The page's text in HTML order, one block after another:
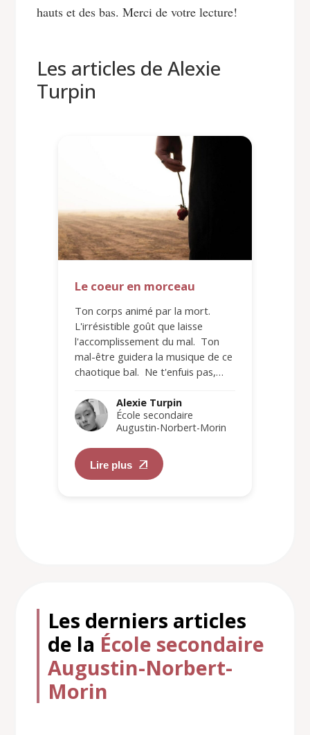
hauts et des bas. Merci de votre lecture!
Les articles de Alexie
Turpin
Le coeur en morceau
Ton corps animé par la mort.
L'irrésistible goût que laisse
l'accomplissement du mal. Ton
mal-être guidera la musique de ce
chaotique bal. Ne t'enfuis pas,…
Alexie Turpin
École secondaire
Augustin-Norbert-Morin
Lire plus
Les derniers articles
de la École secondaire
Augustin-Norbert-
Morin